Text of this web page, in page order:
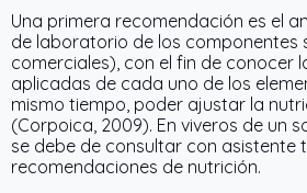
Una primera recomendación es el
de laboratorio de los componentes
comerciales), con el fin de conocer
aplicadas de cada uno de los
mismo tiempo, poder ajustar la
(Corpoica, 2009). En viveros de un
se debe de consultar con asistente
recomendaciones de nutrición.